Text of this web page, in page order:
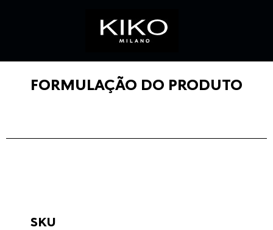
FORMULAÇÃO DO PRODUTO
SKU